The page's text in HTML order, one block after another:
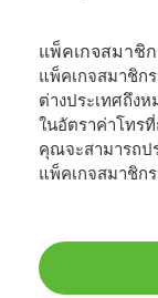
แพ็คเกจสมาชิ
แพ็คเกจสมาชิก
ต่างประเทศถึง
ในอัตราค่าโทร
คุณจะสามารถป
แพ็คเกจสมาชิก